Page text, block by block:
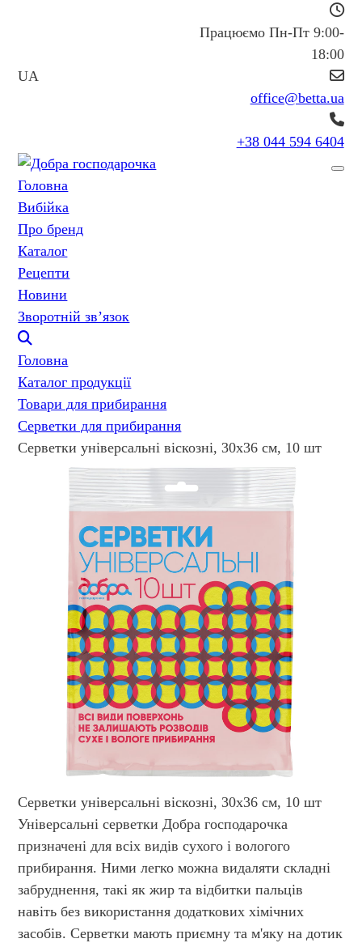
UA
Працюємо Пн-Пт 9:00-
18:00
office@betta.ua
+38 044 594 6404
Головна
Вибійка
Про бренд
Каталог
Рецепти
Новини
Зворотній зв’язок
Головна
Каталог продукції
Товари для прибирання
Серветки для прибирання
Серветки універсальні віскозні, 30х36 см, 10 шт
Серветки універсальні віскозні, 30х36 см, 10 шт
Універсальні серветки Добра господарочка
призначені для всіх видів сухого і вологого
прибирання. Ними легко можна видаляти складні
забруднення, такі як жир та відбитки пальців
навіть без використання додаткових хімічних
засобів. Серветки мають приємну та м'яку на дотик